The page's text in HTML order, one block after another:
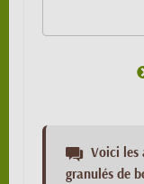
Voici les
granulés de